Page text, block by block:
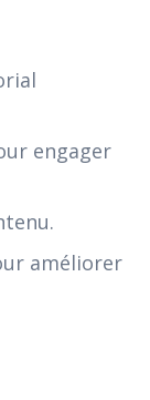
engager
améliorer